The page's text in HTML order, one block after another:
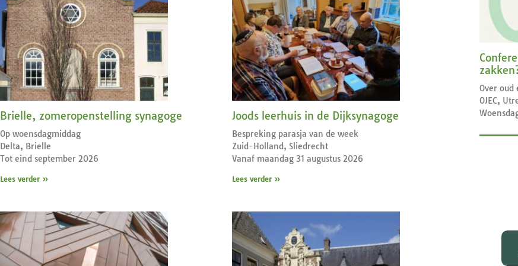
Brielle, zomeropenstelling synagoge
Op woensdagmiddag
Delta, Brielle
Tot eind september 2026
Lees verder »
Joods leerhuis in de Dijksynagoge
Bespreking parasja van de week
Zuid-Holland, Sliedrecht
Vanaf maandag 31 augustus 2026
Lees verder »
Over
OJEC,